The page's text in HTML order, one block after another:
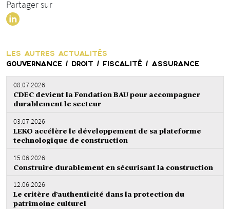
Partager sur
LES AUTRES ACTUALITÉS
GOUVERNANCE / DROIT / FISCALITÉ / ASSURANCE
08.07.2026
CDEC devient la Fondation BAU pour accompagner
durablement le secteur
03.07.2026
LEKO accélère le développement de sa plateforme
technologique de construction
15.06.2026
Construire durablement en sécurisant la construction
12.06.2026
Le critère d’authenticité dans la protection du
patrimoine culturel